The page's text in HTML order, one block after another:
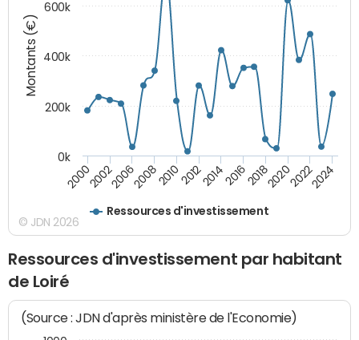
Montants (€)
Ressources d'investissement
200020022006200820102012201420162018202020222024
0k
200k
400k
600k
© JDN 2026
Ressources d'investissement par habitant
de Loiré
(Source : JDN d'après ministère de l'Economie)